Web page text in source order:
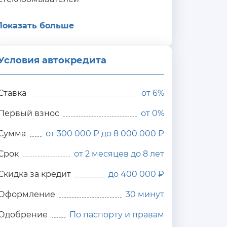
больше
автокредита
от 6%
взнос от 0%
от 300 000 ₽ до 8 000 000 ₽
от 2 месяцев до 8 лет
за кредит до 400 000 ₽
30 минут
По паспорту и правам